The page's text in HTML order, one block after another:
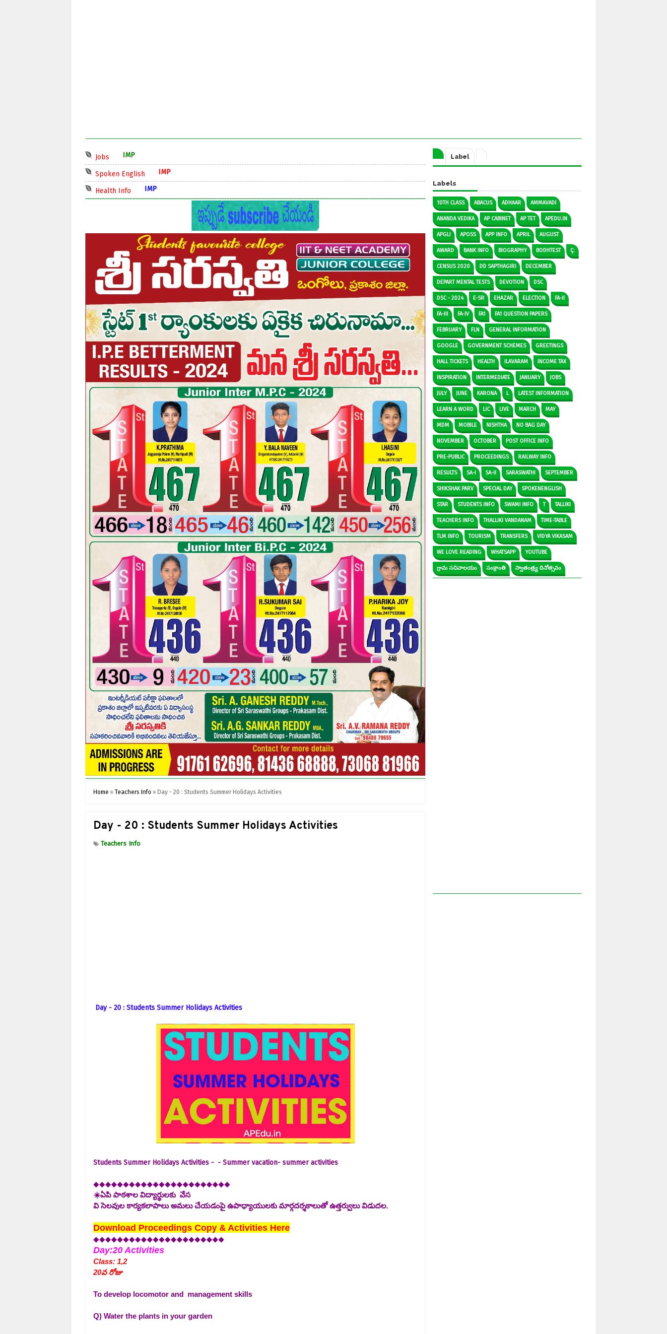
Jobs
Spoken English
Health Info
Home » Teachers Info » Day - 20 : Students Summer Holidays Activities
Day - 20 : Students Summer Holidays Activities
Teachers Info
Day- 20 : Students Summer Holidays Activities
Students Summer Holidays Activities - - Summer vacation- summer activities
◆◆◆◆◆◆◆◆◆◆◆◆◆◆◆◆◆◆◆◆◆◆◆
☀️ఏపి పాఠశాల విద్యార్థులకు వేస
వి సెలవుల కార్యకలాపాలు అమలు చేయడంపై ఉపాధ్యాయులకు మార్గదర్శకాలుతో ఉత్తర్వులు విడుదల.
Download Proceedings Copy & Activities Here
◆◆◆◆◆◆◆◆◆◆◆◆◆◆◆◆◆◆◆◆◆◆
Day:20 Activities
Class: 1,2
20వ రోజు
To develop locomotor and management skills
Q) Water the plants in your garden
Label
Labels
10TH CLASS ABACUS ADHAAR AMMAVADI
ANANDA VEDIKA AP CABINET AP TET APEDU.IN
APGLI APOSS APP INFO APRIL AUGUST
AWARD BANK INFO BIOGRAPHY BODHTEST Ç:
CENSUS 2020 DD SAPTHAGIRI DECEMBER
DEPART MENTAL TESTS DEVOTION DSC
DSC - 2024 E-SR EHAZAR ELECTION FA-II
FA-III FA-IV FA1 FA1 QUESTION PAPERS
FEBRUARY FLN GENERAL INFORMATION
GOOGLE GOVERNMENT SCHEMES GREETINGS
HALL TICKETS HEALTH ILAVARAM INCOME TAX
INSPIRATION INTERMEDIATE JANUARY JOBS
JULY JUNE KARONA L LATEST INFORMATION
LEARN A WORD LIC LIVE MARCH MAY
MDM MOBILE NISHTHA NO BAG DAY
NOVEMBER OCTOBER POST OFFICE INFO
PRE-PUBLIC PROCEEDINGS RAILWAY INFO
RESULTS SA-I SA-II SARASWATHI SEPTEMBER
SHIKSHAK PARV SPECIAL DAY SPOKENENGLISH
STAR STUDENTS INFO SWAMI INFO T TALLIKI
TEACHERS INFO THALLIKI VANDANAM TIME-TABLE
TLM INFO TOURISM TRANSFERS VIDYA VIKASAM
WE LOVE READING WHATSAPP YOUTUBE
గ్రామ సచివాలయం సంక్రాంతి స్వాతంత్ర్య దినోత్సవం